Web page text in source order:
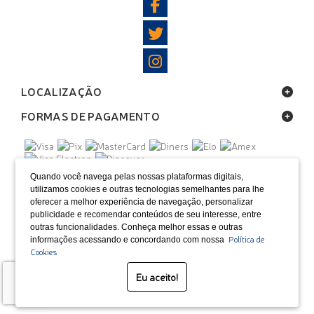
Quando você navega pelas nossas plataformas digitais,
utilizamos cookies e outras tecnologias semelhantes para lhe
oferecer a melhor experiência de navegação, personalizar
publicidade e recomendar conteúdos de seu interesse, entre
outras funcionalidades. Conheça melhor essas e outras
informações acessando e concordando com nossa Política de
Cookies
Eu aceito!
LOCALIZAÇÃO
FORMAS DE PAGAMENTO
SELOS
Desenvolvido por Bruc Internet